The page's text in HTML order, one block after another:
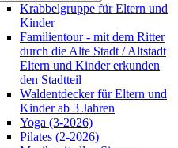
Krabbelgruppe für Eltern und
Kinder
Familientour - mit dem Ritter
durch die Alte Stadt / Altstadt
Eltern und Kinder erkunden
den Stadtteil
Waldentdecker für Eltern und
Kinder ab 3 Jahren
Yoga (3-2026)
Pilates (2-2026)